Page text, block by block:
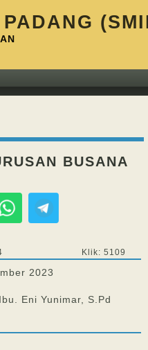
BUSANA
Klik: 5109
2023
Eni Yunimar, S.Pd